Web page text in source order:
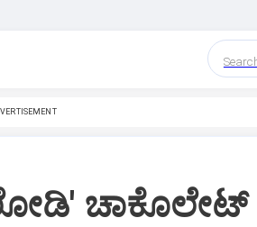
ಚಾಕೊಲೇಟ್